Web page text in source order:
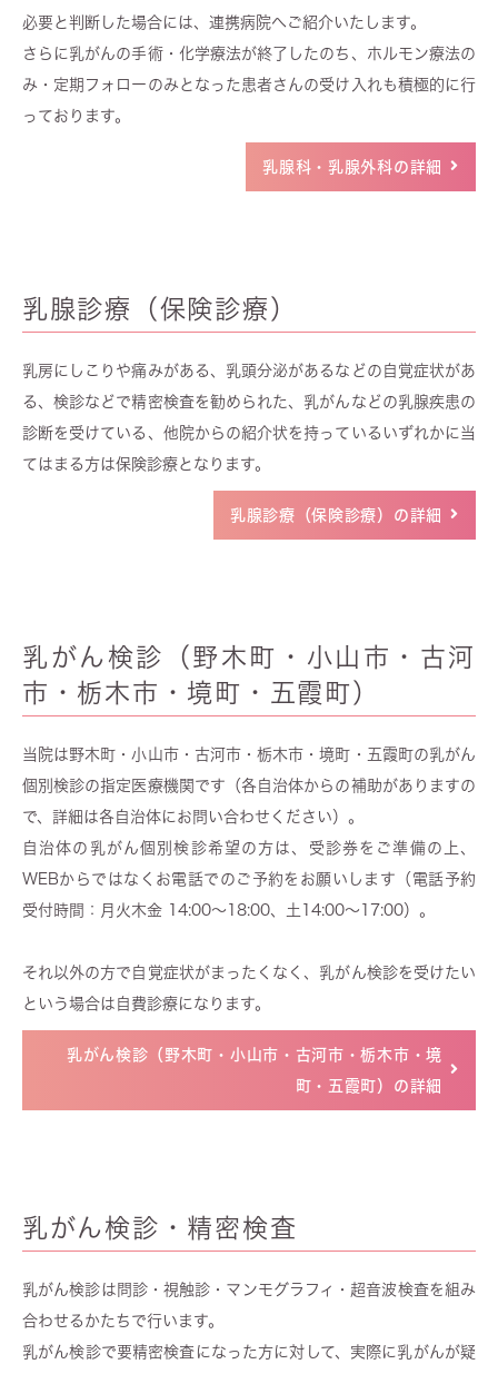
必要と判断した場合には、連携病院へご紹介いたします。
さらに乳がんの手術・化学療法が終了したのち、ホルモン療法の
み・定期フォローのみとなった患者さんの受け入れも積極的に行
っております。
乳腺科・乳腺外科の詳細
乳腺診療（保険診療）
乳房にしこりや痛みがある、乳頭分泌があるなどの自覚症状があ
る、検診などで精密検査を勧められた、乳がんなどの乳腺疾患の
診断を受けている、他院からの紹介状を持っているいずれかに当
てはまる方は保険診療となります。
乳腺診療（保険診療）の詳細
乳がん検診（野木町・小山市・古河
市・栃木市・境町・五霞町）
当院は野木町・小山市・古河市・栃木市・境町・五霞町の乳がん
個別検診の指定医療機関です（各自治体からの補助がありますの
で、詳細は各自治体にお問い合わせください）。
自治体の乳がん個別検診希望の方は、受診券をご準備の上、
WEBからではなくお電話でのご予約をお願いします（電話予約
受付時間：月火木金 14:00～18:00、土14:00～17:00）。
それ以外の方で自覚症状がまったくなく、乳がん検診を受けたい
という場合は自費診療になります。
乳がん検診（野木町・小山市・古河市・栃木市・境
町・五霞町）の詳細
乳がん検診・精密検査
乳がん検診は問診・視触診・マンモグラフィ・超音波検査を組み
合わせるかたちで行います。
乳がん検診で要精密検査になった方に対して、実際に乳がんが疑